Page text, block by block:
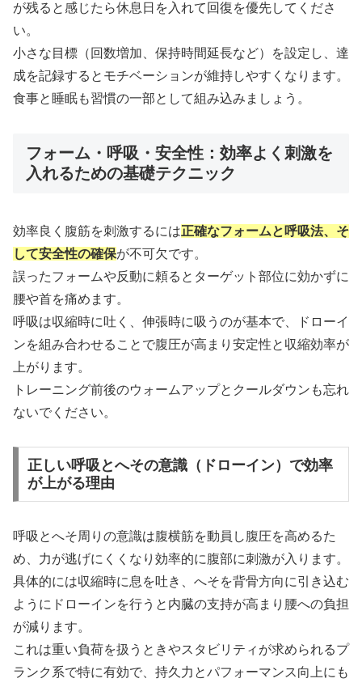
が残ると感じたら休息日を入れて回復を優先してくださ
い。
小さな目標（回数増加、保持時間延長など）を設定し、達
成を記録するとモチベーションが維持しやすくなります。
食事と睡眠も習慣の一部として組み込みましょう。
フォーム・呼吸・安全性：効率よく刺激を
入れるための基礎テクニック
効率良く腹筋を刺激するには正確なフォームと呼吸法、そ
して安全性の確保が不可欠です。
誤ったフォームや反動に頼るとターゲット部位に効かずに
腰や首を痛めます。
呼吸は収縮時に吐く、伸張時に吸うのが基本で、ドローイ
ンを組み合わせることで腹圧が高まり安定性と収縮効率が
上がります。
トレーニング前後のウォームアップとクールダウンも忘れ
ないでください。
正しい呼吸とへその意識（ドローイン）で効率
が上がる理由
呼吸とへそ周りの意識は腹横筋を動員し腹圧を高めるた
め、力が逃げにくくなり効率的に腹部に刺激が入ります。
具体的には収縮時に息を吐き、へそを背骨方向に引き込む
ようにドローインを行うと内臓の支持が高まり腰への負担
が減ります。
これは重い負荷を扱うときやスタビリティが求められるプ
ランク系で特に有効で、持久力とパフォーマンス向上にも